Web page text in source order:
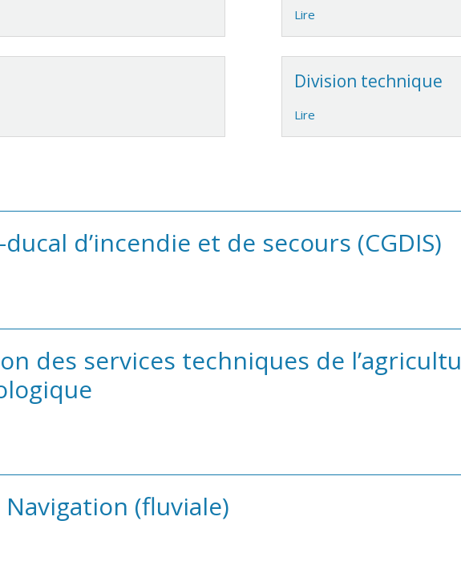
Lire
Division technique
Lire
d’incendie et de secours (CGDIS)
des services techniques de
Navigation (fluviale)